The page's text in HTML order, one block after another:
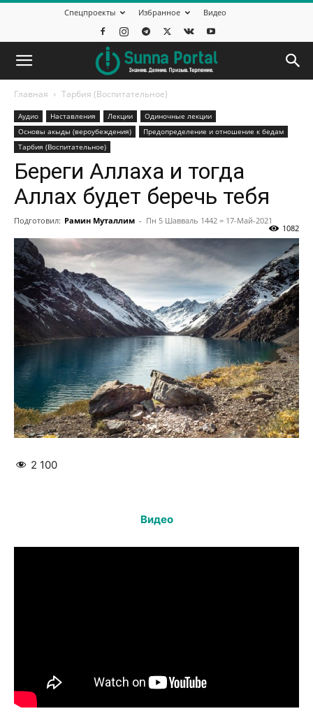
Спецпроекты Избранное Видео
Главная Тарбия (Воспитательное)
Аудио Наставления Лекции
Одиночные лекции
Основы акыды (вероубеждения)
Предопределение и отношение к бедам
Тарбия (Воспитательное)
Береги Аллаха и тогда
Аллах будет беречь тебя
Подготовил: Рамин Муталлим - Пн 5 Шавваль 1442 = 17-Май-2021
1082
2 100
Видео